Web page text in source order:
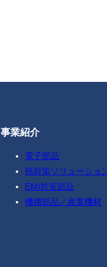
事業紹介
電子部品
熱対策ソリューショ
EMI対策部品
機構部品／産業機材